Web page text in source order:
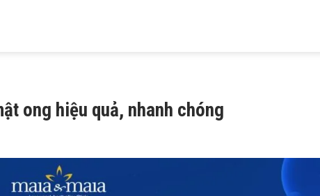
ong hiệu quả, nhanh chóng